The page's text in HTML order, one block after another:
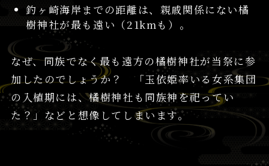
釣ヶ崎海岸までの距離は、親戚関係にない橘
樹神社が最も遠い（21kmも）。
なぜ、同族でなく最も遠方の橘樹神社が当祭に参
加したのでしょうか？ 「玉依姫率いる女系集団
の入植期には、橘樹神社も同族神を祀ってい
た？」などと想像してしまいます。